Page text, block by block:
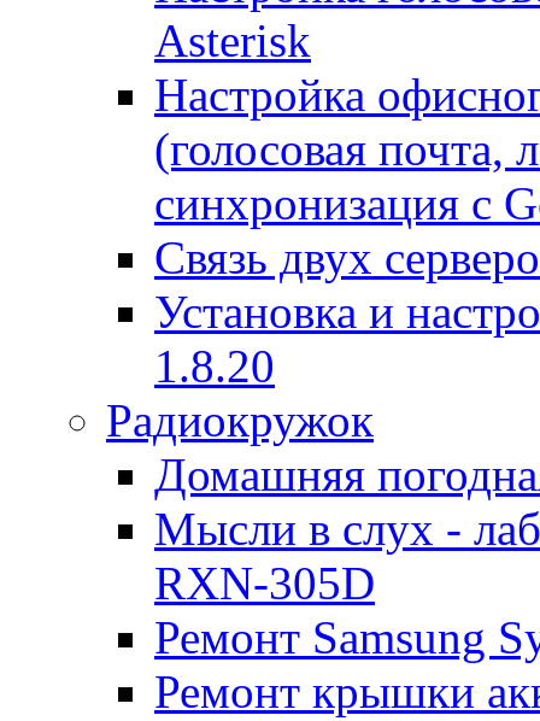
Asterisk
Настройка
(голосовая почта,
синхронизация с
Связь двух
Установка и
1.8.20
Радиокружок
Домашняя
Мысли в слух -
RXN-305D
Ремонт Samsung
Ремонт крышки